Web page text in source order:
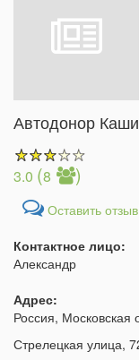
Автодонор
3.0 (8 )
Оставить
Контактное лицо:
Александр
Адрес:
Россия, Московская
Стрелецкая улица,